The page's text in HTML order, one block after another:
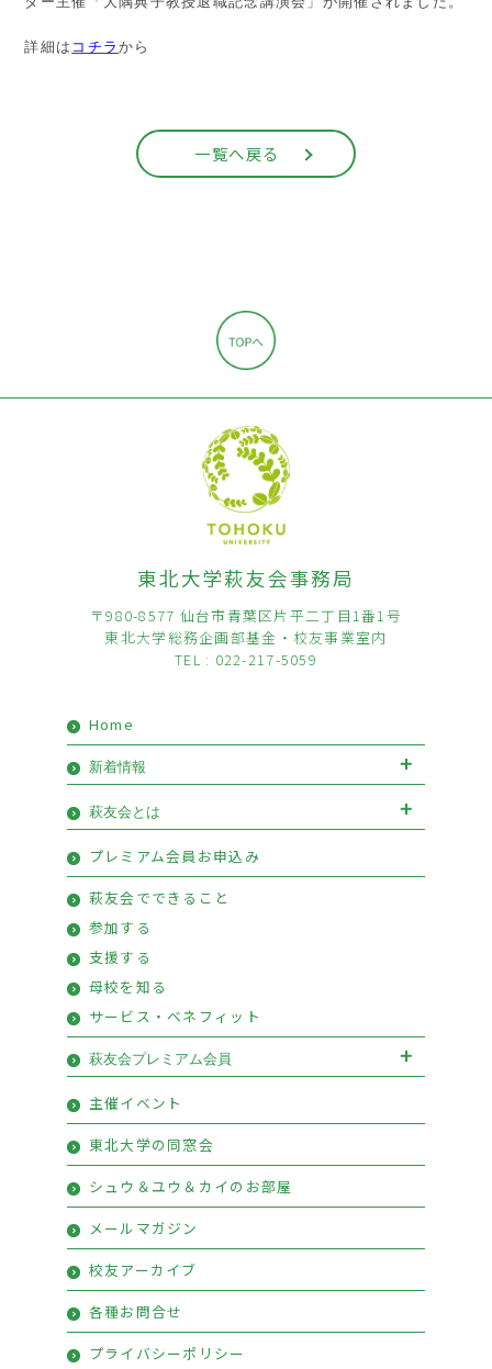
詳細は コチラから
一覧へ戻る
東北大学萩友会事務局
〒980-8577 仙台市青葉区片平二丁目1番1号
東北大学総務企画部基金・校友事業室内
TEL : 022-217-5059
Home
新着情報
お知らせ
イベント
優待情報
活動報告
萩友会とは
会長挨拶
萩友会のご案内
プレミアム会員お申込み
萩友会でできること
参加する
支援する
母校を知る
サービス・ベネフィット
萩友会プレミアム会員
萩友会プレミアム会員お申込み
プレミアム会員特典
主催イベント
東北大学の同窓会
シュウ＆ユウ＆カイのお部屋
メールマガジン
校友アーカイブ
各種お問合せ
プライバシーポリシー